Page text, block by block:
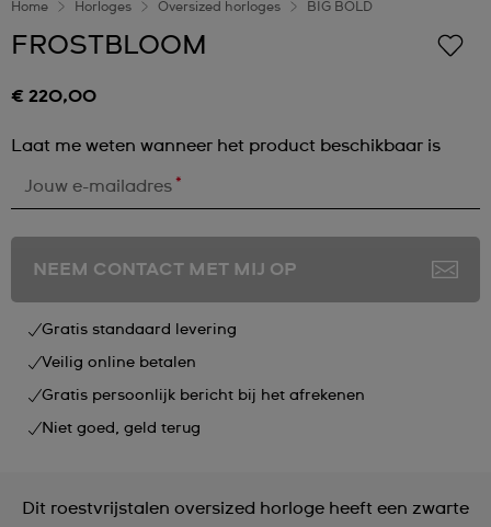
Home Horloges Oversized horloges BIG BOLD
FROSTBLOOM
€ 220,00
Laat me weten wanneer het product beschikbaar is
Jouw e-mailadres *
NEEM CONTACT MET MIJ OP
Gratis standaard levering
Veilig online betalen
Gratis persoonlijk bericht bij het afrekenen
Niet goed, geld terug
Dit roestvrijstalen oversized horloge heeft een zwarte